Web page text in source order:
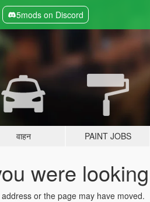
5mods on Discord
वाहन PAINT JOBS
were
or the page may have moved.